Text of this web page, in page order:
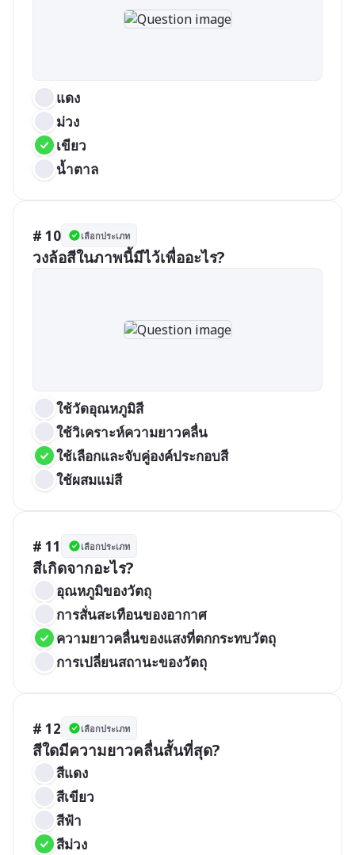
แดง
ม่วง
เขียว
น้ำตาล
# 10 เลือกประเภท
วงล้อสีในภาพนี้มีไว้เพื่ออะไร?
ใช้วัดอุณหภูมิสี
ใช้วิเคราะห์ความยาวคลื่น
ใช้เลือกและจับคู่องค์ประกอบสี
ใช้ผสมแม่สี
# 11 เลือกประเภท
สีเกิดจากอะไร?
อุณหภูมิของวัตถุ
การสั่นสะเทือนของอากาศ
ความยาวคลื่นของแสงที่ตกกระทบวัตถุ
การเปลี่ยนสถานะของวัตถุ
# 12 เลือกประเภท
สีใดมีความยาวคลื่นสั้นที่สุด?
สีแดง
สีเขียว
สีฟ้า
สีม่วง